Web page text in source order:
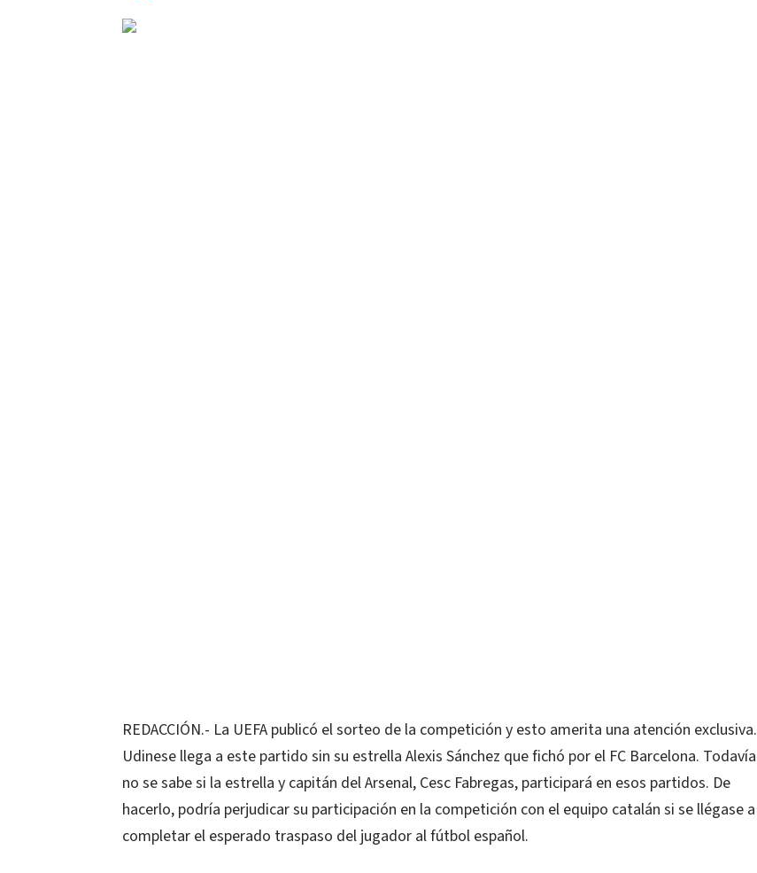
REDACCIÓN.- La UEFA publicó el sorteo de la competición y esto amerita una atención exclusiva.
Udinese llega a este partido sin su estrella Alexis Sánchez que fichó por el FC Barcelona. Todavía
no se sabe si la estrella y capitán del Arsenal, Cesc Fabregas, participará en esos partidos. De
hacerlo, podría perjudicar su participación en la competición con el equipo catalán si se llégase a
completar el esperado traspaso del jugador al fútbol español.